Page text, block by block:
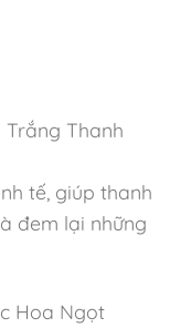
Trắng Thanh
tế, giúp thanh
đem lại những
Hoa Ngọt